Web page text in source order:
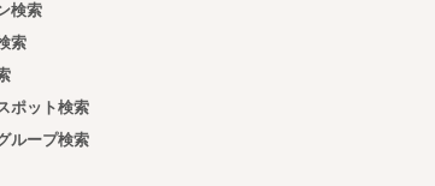
検索
索
ポット検索
ループ検索